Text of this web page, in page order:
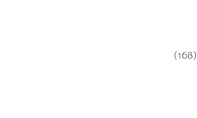
(168)